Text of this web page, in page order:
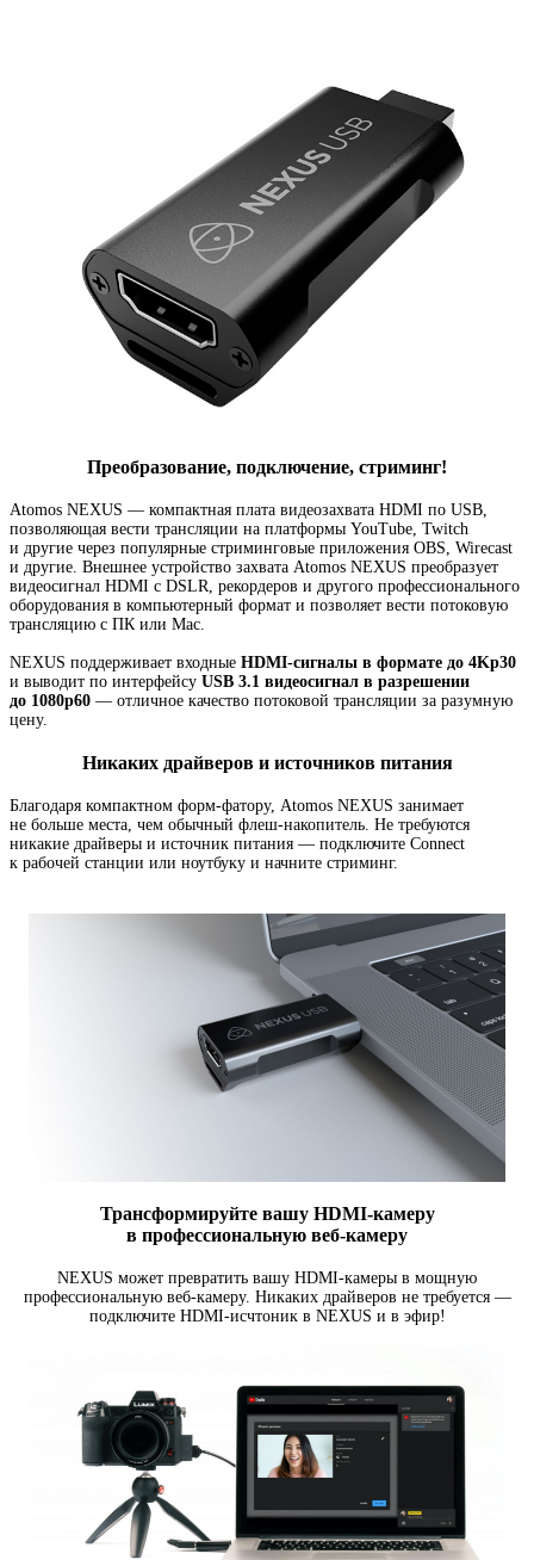
Преобразование, подключение, стриминг!
Atomos NEXUS — компактная плата видеозахвата HDMI по USB,
позволяющая вести трансляции на платформы YouTube, Twitch
и другие через популярные стриминговые приложения OBS, Wirecast
и другие. Внешнее устройство захвата Atomos NEXUS преобразует
видеосигнал HDMI с DSLR, рекордеров и другого профессионального
оборудования в компьютерный формат и позволяет вести потоковую
трансляцию с ПК или Mac.
NEXUS поддерживает входные HDMI-сигналы в формате до 4Kp30
и выводит по интерфейсу USB 3.1 видеосигнал в разрешении
до 1080p60 — отличное качество потоковой трансляции за разумную
цену.
Никаких драйверов и источников питания
Благодаря компактном форм-фатору, Atomos NEXUS занимает
не больше места чем обычный флеш-накопитель . Не требуются
никакие драйверы и источник питания — подключите Connect
к рабочей станции или ноутбуку и начните стриминг.
Трансформируйте вашу HDMI-камеру
в профессиональную веб-камеру
NEXUS может превратить вашу HDMI-камеры в мощную
профессиональную веб-камеру. Никаких драйверов не требуется —
подключите HDMI-исчтоникв NEXUS и в эфир!